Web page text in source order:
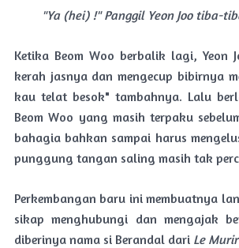
"Ya(hei) !" Panggil Yeon Joo tiba-
Ketika Beom Woo berbalik lagi, Yeon
kerah jasnya dan mengecup bibirnya
kau telat besok" tambahnya. Lalu
Beom Woo yang masih terpaku
bahagia bahkan sampai harus
punggung tangan saling masih tak
Perkembangan baru ini membuatnya
sikap menghubungi dan mengajak
diberinya nama si Berandal dari Le Murir